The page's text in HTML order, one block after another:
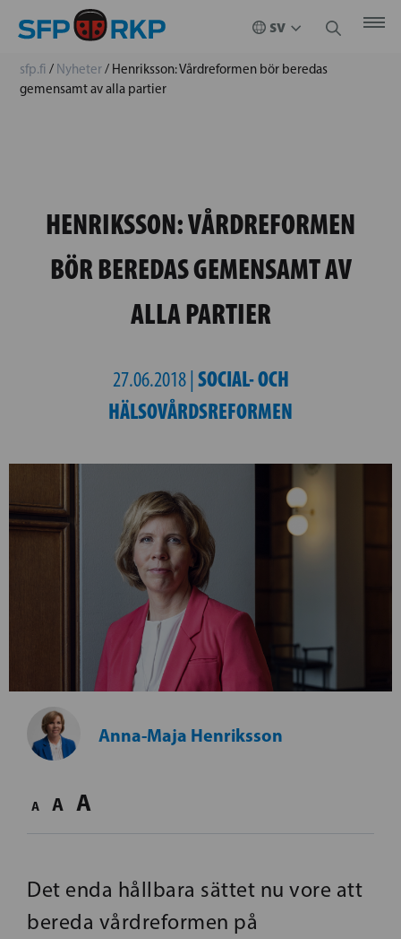
sfp.fi / Nyheter/ Henriksson: Vårdreformen bör beredas
gemensamt av alla partier
HENRIKSSON: VÅRDREFORMEN
BÖR BEREDAS GEMENSAMT AV
ALLA PARTIER
27.06.2018 | SOCIAL- OCH
HÄLSOVÅRDSREFORMEN
Anna-Maja Henriksson
A A A
Det enda hållbara sättet nu vore att
bereda vårdreformen på